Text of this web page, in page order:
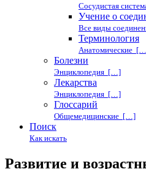
Сосудистая
Учение о
Все виды
Терминология
Анатомические
Болезни
Энциклопедия […]
Лекарства
Энциклопедия […]
Глоссарий
Общемедицинские […]
Поиск
Как искать
Развитие и